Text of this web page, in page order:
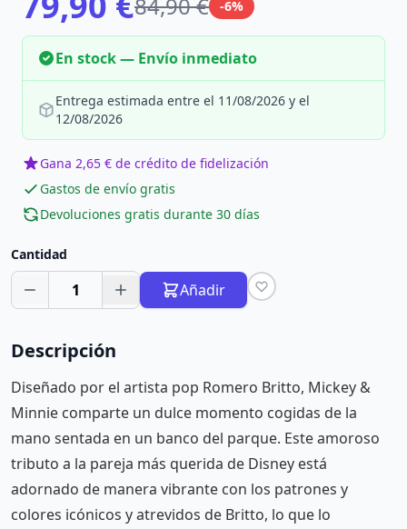
-6%
En stock — Envío inmediato
Entrega estimada entre el 11/08/2026 y el
12/08/2026
Gana 2,65 € de crédito de fidelización
Gastos de envío gratis
Devoluciones gratis durante 30 días
Cantidad
1 Añadir
Descripción
Diseñado por el artista pop Romero Britto, Mickey &
Minnie comparte un dulce momento cogidas de la
mano sentada en un banco del parque. Este amoroso
tributo a la pareja más querida de Disney está
adornado de manera vibrante con los patrones y
colores icónicos y atrevidos de Britto, lo que lo